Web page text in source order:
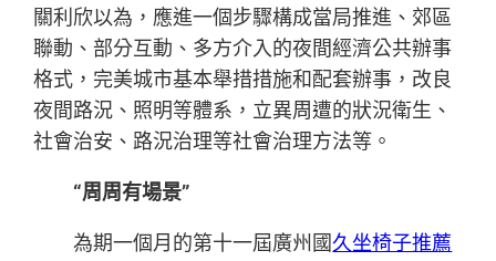
關利欣以為，應進一個步驟構成當局推進、郊區
聯動、部分互動、多方介入的夜間經濟公共辦事
格式，完美城市基本舉措措施和配套辦事，改良
夜間路況、照明等體系，立異周遭的狀況衛生、
社會治安、路況治理等社會治理方法等。
“周周有場景”
為期一個月的第十一屆廣州國久坐椅子推薦